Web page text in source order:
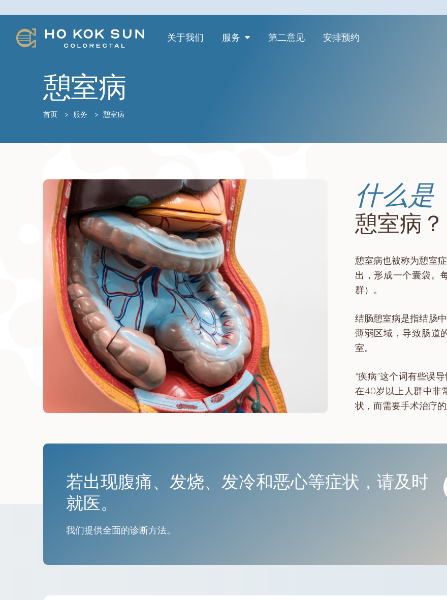
关于我们 服务 第二意见 安排预约
憩室病
首页 > 服务 > 憩室病
什么是
憩室病？
憩室病也被称为憩室
出，形成一个囊袋。
群）。
结肠憩室病是指结肠
薄弱区域，导致肠道
室。
“疾病”这个词有些误
在40岁以上人群中非
状，而需要手术治疗
若出现腹痛、发烧、发冷和恶心等症状，请及时
就医。
我们提供全面的诊断方法。